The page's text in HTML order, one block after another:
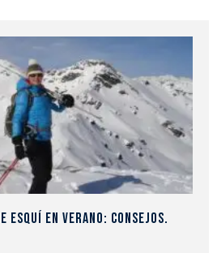
esquí en verano: consejos.